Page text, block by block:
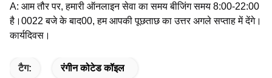
A: आम तौर पर, हमारी ऑनलाइन सेवा का समय बीजिंग समय 8:00-22:00
है।0022 बजे के बाद00, हम आपकी पूछताछ का उत्तर अगले सप्ताह में देंगे।
कार्यदिवस।
टैग: रंगीन कोटेड कॉइल